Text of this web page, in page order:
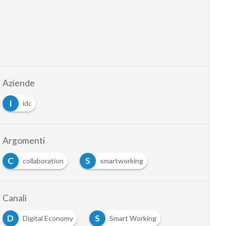
Aziende
I
idc
Argomenti
C
collaboration S smartworking
Canali
D
Digital Economy S Smart Working